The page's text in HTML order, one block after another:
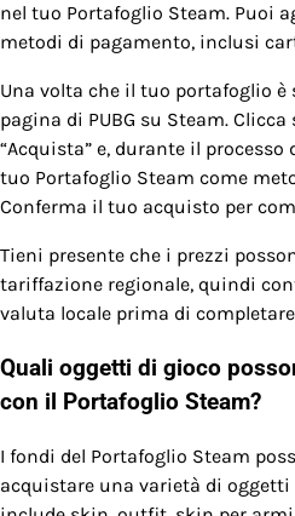
nel tuo Portafoglio Steam. Puoi
metodi di pagamento, inclusi
Una volta che il tuo portafoglio
pagina di PUBG su Steam. Clicca
“Acquista” e, durante il
tuo Portafoglio Steam come
Conferma il tuo acquisto per
Tieni presente che i prezzi
tariffazione regionale, quindi
valuta locale prima di
Quali oggetti di gioco
con il Portafoglio Steam?
I fondi del Portafoglio Steam
acquistare una varietà di oggetti